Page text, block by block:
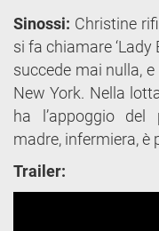
Sinossi: Christine
si fa chiamare ‘Lady
succede mai nulla,
New York. Nella
ha l’appoggio del
madre, infermiera, è
Trailer: